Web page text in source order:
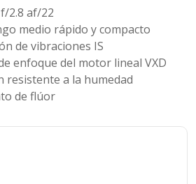
2.8 af/22
medio rápido y compacto
de vibraciones IS
enfoque del motor lineal VXD
resistente a la humedad
de flúor